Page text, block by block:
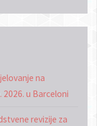
na
2026. u Barceloni
revizije za